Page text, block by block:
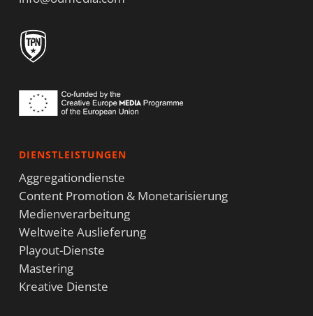
DIENSTLEISTUNGEN
Aggregationdienste
Content Promotion & Monetarisierung
Medienverarbeitung
Weltweite Auslieferung
Playout-Dienste
Mastering
Kreative Dienste